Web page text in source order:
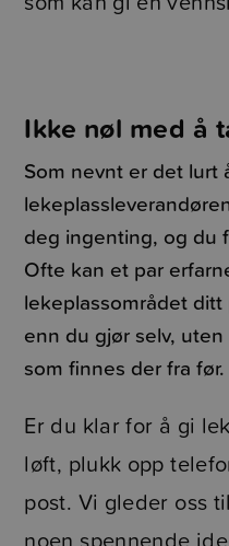
Ikke nøl med å
Som nevnt er det lurt
deg ingenting, og du
Ofte kan et par
lekeplassområdet
enn du gjør selv,
som finnes der fra før.
Er du klar for å gi
løft, plukk opp
post. Vi gleder oss
noen spennende